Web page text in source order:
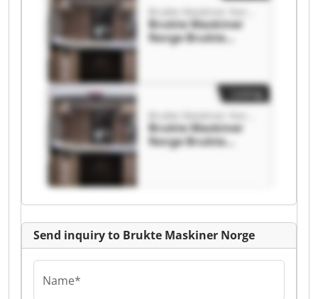
Brukte Maskiner
Norge Brukte
Maskiner Norge
Brukte Maskiner
Norge Brukte
Maskiner Norge
Send inquiry to Brukte Maskiner Norge
Name*